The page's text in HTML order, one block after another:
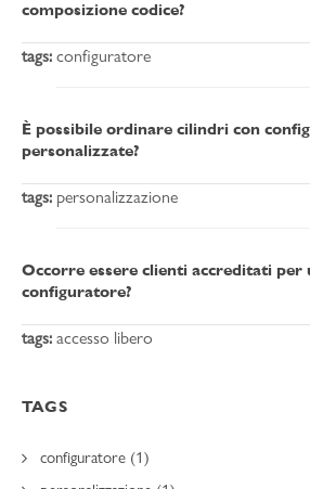
composizione codice?
tags: configuratore
È possibile ordinare cilindri con
personalizzate?
tags: personalizzazione
Occorre essere clienti accreditati
configuratore?
tags: accesso libero
TAGS
configuratore (1)